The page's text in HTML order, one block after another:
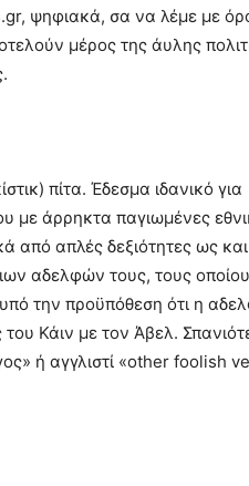
ψηφιακά, σα να λέμε με
μέρος της άυλης
πίτα. Έδεσμα ιδανικό για
με άρρηκτα παγιωμένες
από απλές δεξιότητες ως και
αδελφών τους, τους
την προϋπόθεση ότι η
του Κάιν με τον Άβελ.
ή αγγλιστί «other foolish